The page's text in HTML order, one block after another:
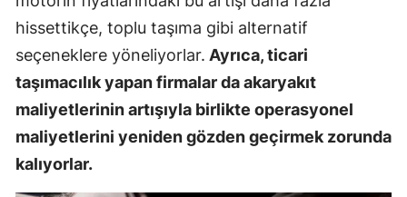
hissettikçe, toplu taşıma gibi alternatif
seçeneklere yöneliyorlar. Ayrıca, ticari
taşımacılık yapan firmalar da akaryakıt
maliyetlerinin artışıyla birlikte operasyonel
maliyetlerini yeniden gözden geçirmek zorunda
kalıyorlar.